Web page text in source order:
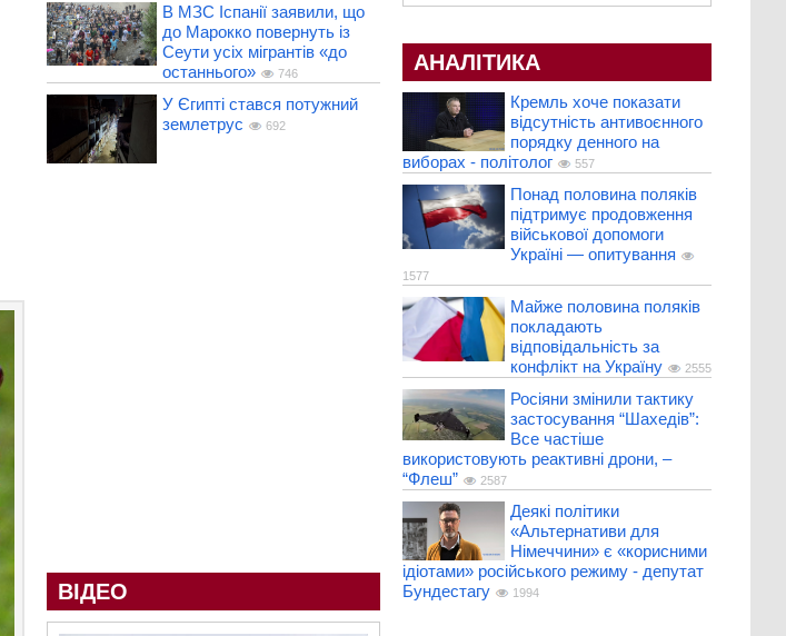
В МЗС Іспанії заявили, що
до Марокко повернуть із
Сеути усіх мігрантів «до
останнього»
746
У Єгипті стався потужний
землетрус
692
ВІДЕО
АНАЛІТИКА
Кремль хоче показати
відсутність антивоєнного
порядку денного на
виборах - політолог
557
Понад половина поляків
підтримує продовження
військової допомоги
Україні — опитування
1577
Майже половина поляків
покладають
відповідальність за
конфлікт на Україну
2555
Росіяни змінили тактику
застосування “Шахедів”:
Все частіше
використовують реактивні дрони, –
“Флеш”
2587
Деякі політики
«Альтернативи для
Німеччини» є «корисними
ідіотами» російського режиму - депутат
Бундестагу
1994